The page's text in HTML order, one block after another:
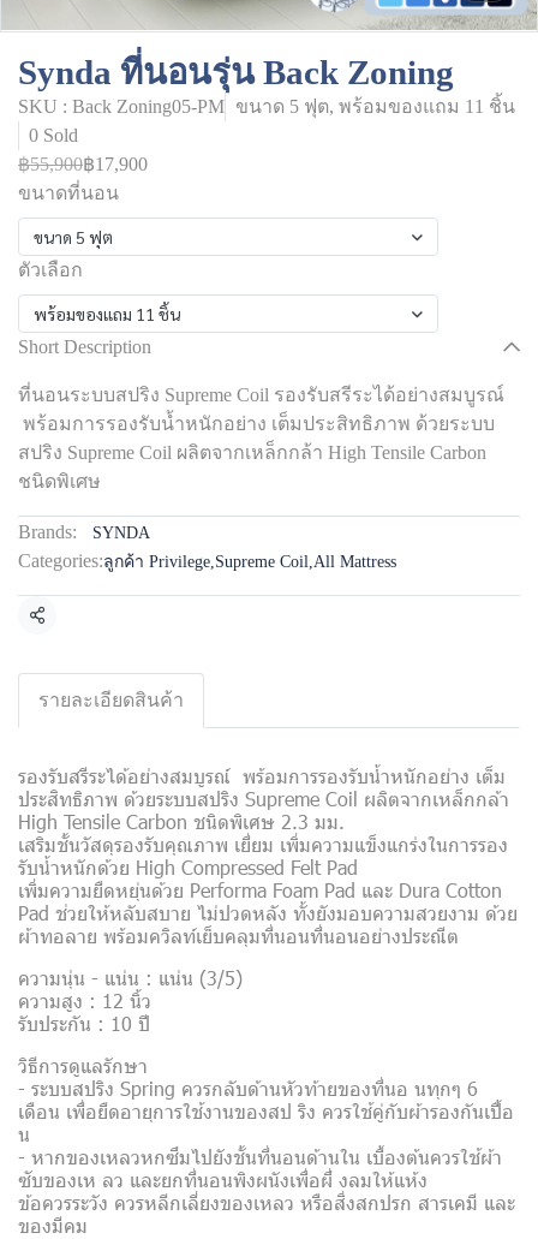
Synda ที่นอนรุ่น Back Zoning
SKU : Back Zoning05-PM ขนาด 5 ฟุต, พร้อมของแถม 11 ชิ้น
0 Sold
฿55,900฿17,900
ขนาดที่นอน
ขนาด 5 ฟุต
ตัวเลือก
พร้อมของแถม 11 ชิ้น
Short Description
ที่นอนระบบสปริง Supreme Coil รองรับสรีระได้อย่างสมบูรณ์
พร้อมการรองรับน้ำหนักอย่าง เต็มประสิทธิภาพ ด้วยระบบ
สปริง Supreme Coil ผลิตจากเหล็กกล้า High Tensile Carbon
ชนิดพิเศษ
Brands: SYNDA
Categories:ลูกค้า Privilege,Supreme Coil,All Mattress
Share
รายละเอียดสินค้า
รองรับสรีระได้อย่างสมบูรณ์ พร้อมการรองรับน้ำหนักอย่าง เต็ม
ประสิทธิภาพ ด้วยระบบสปริง Supreme Coil ผลิตจากเหล็กกล้า
High Tensile Carbon ชนิดพิเศษ 2.3 มม.
เสริมชั้นวัสดุรองรับคุณภาพ เยี่ยม เพิ่มความแข็งแกร่งในการรอง
รับน้ำหนักด้วย High Compressed Felt Pad
เพิ่มความยืดหยุ่นด้วย Performa Foam Pad และ Dura Cotton
Pad ช่วยให้หลับสบาย ไม่ปวดหลัง ทั้งยังมอบความสวยงาม ด้วย
ผ้าทอลาย พร้อมควิลท์เย็บคลุมที่นอนที่นอนอย่างประณีต
ความนุ่น - แน่น : แน่น (3/5)
ความสูง : 12 นิ้ว
รับประกัน : 10 ปี
วิธีการดูแลรักษา
- ระบบสปริง Spring ควรกลับด้านหัวท้ายของที่นอ นทุกๆ 6
เดือน เพื่อยืดอายุการใช้งานของสป ริง ควรใช้คู่กับผ้ารองกันเปื้อ
น
- หากของเหลวหกซึมไปยังชั้นที่นอนด้านใน เบื้องต้นควรใช้ผ้า
ซับของเห ลว และยกที่นอนพิงผนังเพื่อผึ่ งลมให้แห้ง
ข้อควรระวัง ควรหลีกเลี่ยงของเหลว หรือสิ่งสกปรก สารเคมี และ
ของมีคม